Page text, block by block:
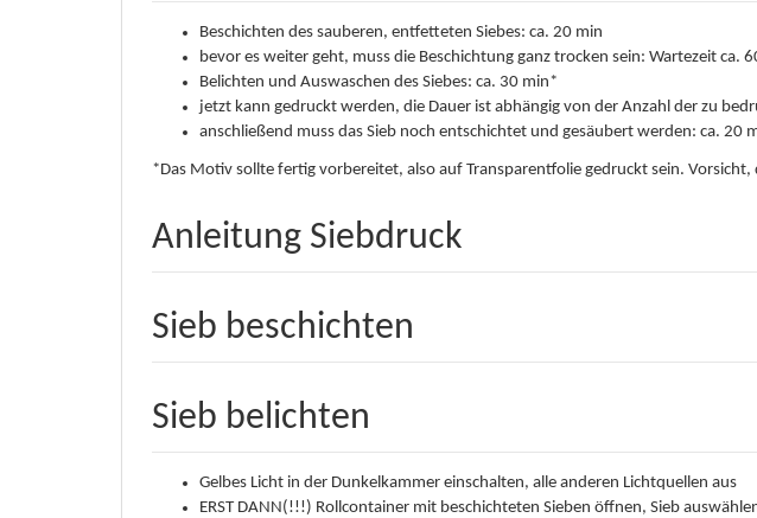
Beschichten des sauberen, entfetteten Siebes: ca. 20 min
bevor es weiter geht, muss die Beschichtung ganz trocken sein: Wartezeit ca.
Belichten und Auswaschen des Siebes: ca. 30 min*
jetzt kann gedruckt werden, die Dauer ist abhängig von der Anzahl der zu
anschließend muss das Sieb noch entschichtet und gesäubert werden: ca. 20
*Das Motiv sollte fertig vorbereitet, also auf Transparentfolie gedruckt sein.
Anleitung Siebdruck
Sieb beschichten
Sieb belichten
Gelbes Licht in der Dunkelkammer einschalten, alle anderen Lichtquellen aus
ERST DANN(!!!) Rollcontainer mit beschichteten Sieben öffnen, Sieb